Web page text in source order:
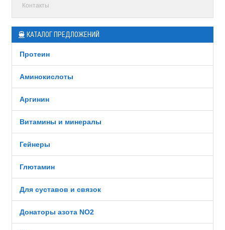
Контакты
КАТАЛОГ ПРЕДЛОЖЕНИЙ
Протеин
Аминокислоты
Аргинин
Витамины и минералы
Гейнеры
Глютамин
Для суставов и связок
Донаторы азота NO2